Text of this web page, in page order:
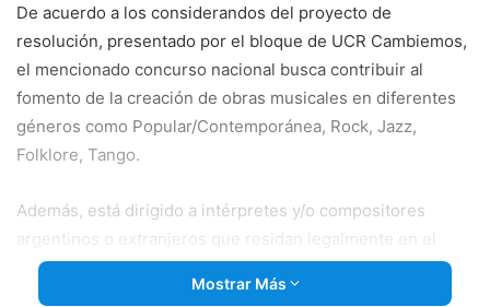
De acuerdo a los considerandos del proyecto de
resolución, presentado por el bloque de UCR Cambiemos,
el mencionado concurso nacional busca contribuir al
fomento de la creación de obras musicales en diferentes
géneros como Popular/Contemporánea, Rock, Jazz,
Folklore, Tango.
Además, está dirigido a intérpretes y/o compositores
argentinos o extranjeros que residan legalmente en el
país, quienes deben presentar una obra inédita no menor a
20 minutos o su equivalente en temas musicales más
Mostrar Más